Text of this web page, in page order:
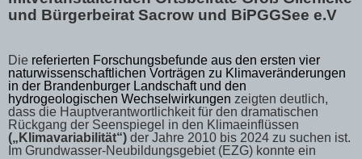
und Bürgerbeirat Sacrow und BiPGGSee e.V
Die referierten Forschungsbefunde aus den ersten vier
naturwissenschaftlichen Vorträgen zu Klimaveränderungen
in der Brandenburger Landschaft und den
hydrogeologischen Wechselwirkungen zeigten deutlich,
dass die Hauptverantwortlichkeit für den dramatischen
Rückgang der Seenspiegel in den Klimaeinflüssen
(„Klimavariabilität“) der Jahre 2010 bis 2024 zu suchen ist.
Im Grundwasser-Neubildungsgebiet (EZG) konnte ein